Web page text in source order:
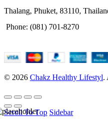
Thalang, Phuket, 83110,
Phone: (081) 701-8270
© 2026 Chakz Healthy Lifestyl.
Scroll To Top Sidebar